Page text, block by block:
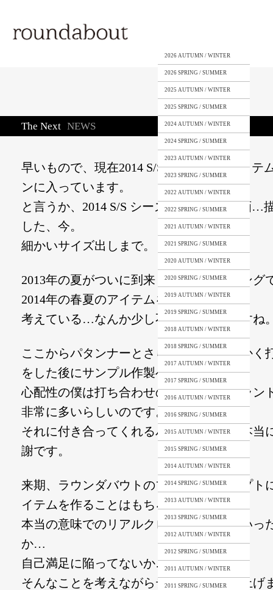
2026 AUTUMN / WINTER
2026 SPRING / SUMMER
2025 AUTUMN / WINTER
2025 SPRING / SUMMER
2024 AUTUMN / WINTER
2024 SPRING / SUMMER
2023 AUTUMN / WINTER
2023 SPRING / SUMMER
2022 AUTUMN / WINTER
2022 SPRING / SUMMER
2021 AUTUMN / WINTER
2021 SPRING / SUMMER
2020 AUTUMN / WINTER
2020 SPRING / SUMMER
2019 AUTUMN / WINTER
2019 SPRING / SUMMER
2018 AUTUMN / WINTER
2018 SPRING / SUMMER
2017 AUTUMN / WINTER
2017 SPRING / SUMMER
2016 AUTUMN / WINTER
2016 SPRING / SUMMER
2015 AUTUMN / WINTER
2015 SPRING / SUMMER
2014 AUTUMN / WINTER
2014 SPRING / SUMMER
2013 AUTUMN / WINTER
2013 SPRING / SUMMER
2012 AUTUMN / WINTER
2012 SPRING / SUMMER
2011 AUTUMN / WINTER
2011 SPRING / SUMMER
The Next NEWS
早いもので、現在2014 S/S シーズンのアイテ
ンに入っています。
と言うか、2014 S/S シーズンのデザイン画…
した、今。
細かいサイズ出しまで。
2013年の夏がついに到来！というタイミング
2014年の春夏のアイテムを
考えている…なんか少し不思議な感じですね
ここからパタンナーとさらに細かく・細かく
をした後にサンプル作製へ。
心配性の僕は打ち合わせの回数も他のブラン
非常に多いらしいのです。
それに付き合ってくれるパタンナーには本当
謝です。
来期、ラウンダバウトのブランドコンセプト
イテムを作ることはもちろんのこと、
本当の意味でのリアルクローズとはどういっ
か…
自己満足に陥ってないか…
そんなことを考えながらデザイン画を仕上げ